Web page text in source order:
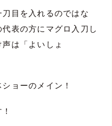
目を入れるのではな
表の方にマグロ入刀し
は「よいしょ
ョーのメイン！